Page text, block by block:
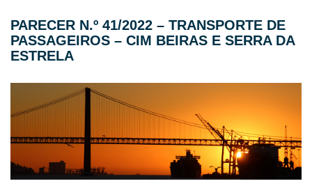
PARECER N.º 41/2022 – TRANSPORTE DE
PASSAGEIROS – CIM BEIRAS E SERRA DA
ESTRELA